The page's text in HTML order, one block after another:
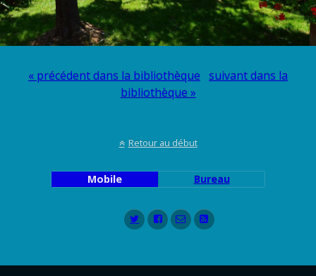
« précédent dans la bibliothèque suivant dans la
bibliothèque »
Retour au début
Mobile Bureau